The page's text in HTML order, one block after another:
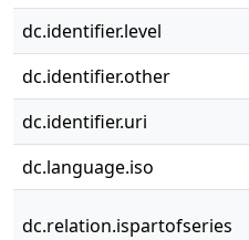
dc.identifier.level
dc.identifier.other
dc.identifier.uri
dc.language.iso
dc.relation.ispartofseries